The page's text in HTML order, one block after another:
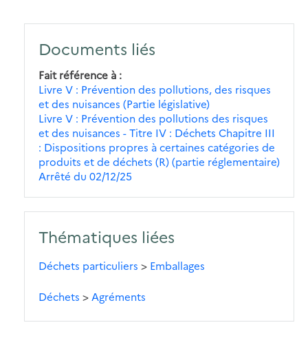
Documents liés
Fait référence à
Livre V : Prévention des pollutions, des risques
et des nuisances (Partie législative)
Livre V : Prévention des pollutions des risques
et des nuisances - Titre IV : Déchets Chapitre III
: Dispositions propres à certaines catégories de
produits et de déchets (R) (partie réglementaire)
Arrêté du 02/12/25
Thématiques liées
Déchets particuliers > Emballages
Déchets > Agréments